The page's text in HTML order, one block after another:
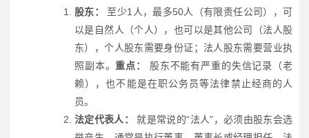
股东：
至少1人，最多50人（有限责任公司），可
以是自然人（个人），也可以是其他公司（法人股
东），个人股东需要身份证；法人股东需要营业执
照副本。重点：
股东不能有严重的失信记录（老
赖），也不能是在职公务员等法律禁止经商的人
员。
法定代表人：
就是常说的“法人”，必须由股东会选